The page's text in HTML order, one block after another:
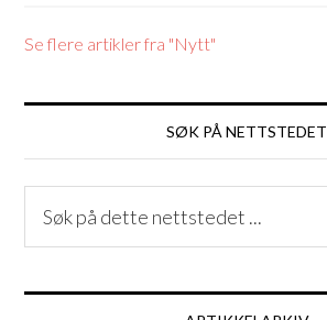
Se flere artikler fra "Nytt"
SØK PÅ NETTSTEDET